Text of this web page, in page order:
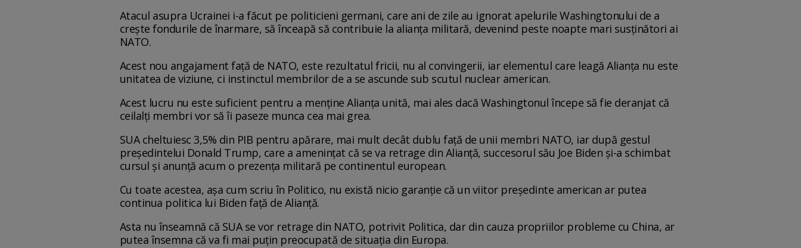
Atacul asupra Ucrainei i-a făcut pe politicieni germani, care ani de zile au ignorat apelurile Washingtonului de a
crește fondurile de înarmare, să înceapă să contribuie la alianța militară, devenind peste noapte mari susținători ai
NATO.
Acest nou angajament față de NATO, este rezultatul fricii, nu al convingerii, iar elementul care leagă Alianța nu este
unitatea de viziune, ci instinctul membrilor de a se ascunde sub scutul nuclear american.
Acest lucru nu este suficient pentru a menține Alianța unită, mai ales dacă Washingtonul începe să fie deranjat că
ceilalți membri vor să îi paseze munca cea mai grea.
SUA cheltuiesc 3,5% din PIB pentru apărare, mai mult decât dublu față de unii membri NATO, iar după gestul
președintelui Donald Trump, care a amenințat că se va retrage din Alianță, succesorul său Joe Biden și-a schimbat
cursul și anunță acum o prezenţa militară pe continentul european.
Cu toate acestea, așa cum scriu în Politico, nu există nicio garanție că un viitor președinte american ar putea
continua politica lui Biden față de Alianță.
Asta nu înseamnă că SUA se vor retrage din NATO, potrivit Politica, dar din cauza propriilor probleme cu China, ar
putea însemna că va fi mai puțin preocupată de situația din Europa.